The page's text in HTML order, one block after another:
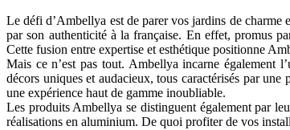
Le défi d’Ambellya est de parer vos jardins de charme
par son authenticité à la française. En effet, promus
Cette fusion entre expertise et esthétique positionne
Mais ce n’est pas tout. Ambellya incarne également
décors uniques et audacieux, tous caractérisés par
une expérience haut de gamme inoubliable.
Les produits Ambellya se distinguent également par
réalisations en aluminium. De quoi profiter de vos